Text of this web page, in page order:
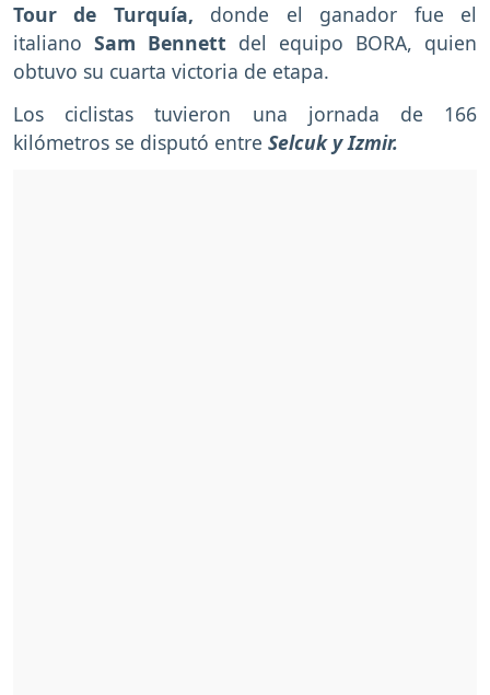
Tour de Turquía, donde el ganador fue el
italiano Sam Bennett del equipo BORA, quien
obtuvo su cuarta victoria de etapa.
Los ciclistas tuvieron una jornada de 166
kilómetros se disputó entre Selcuk y Izmir.